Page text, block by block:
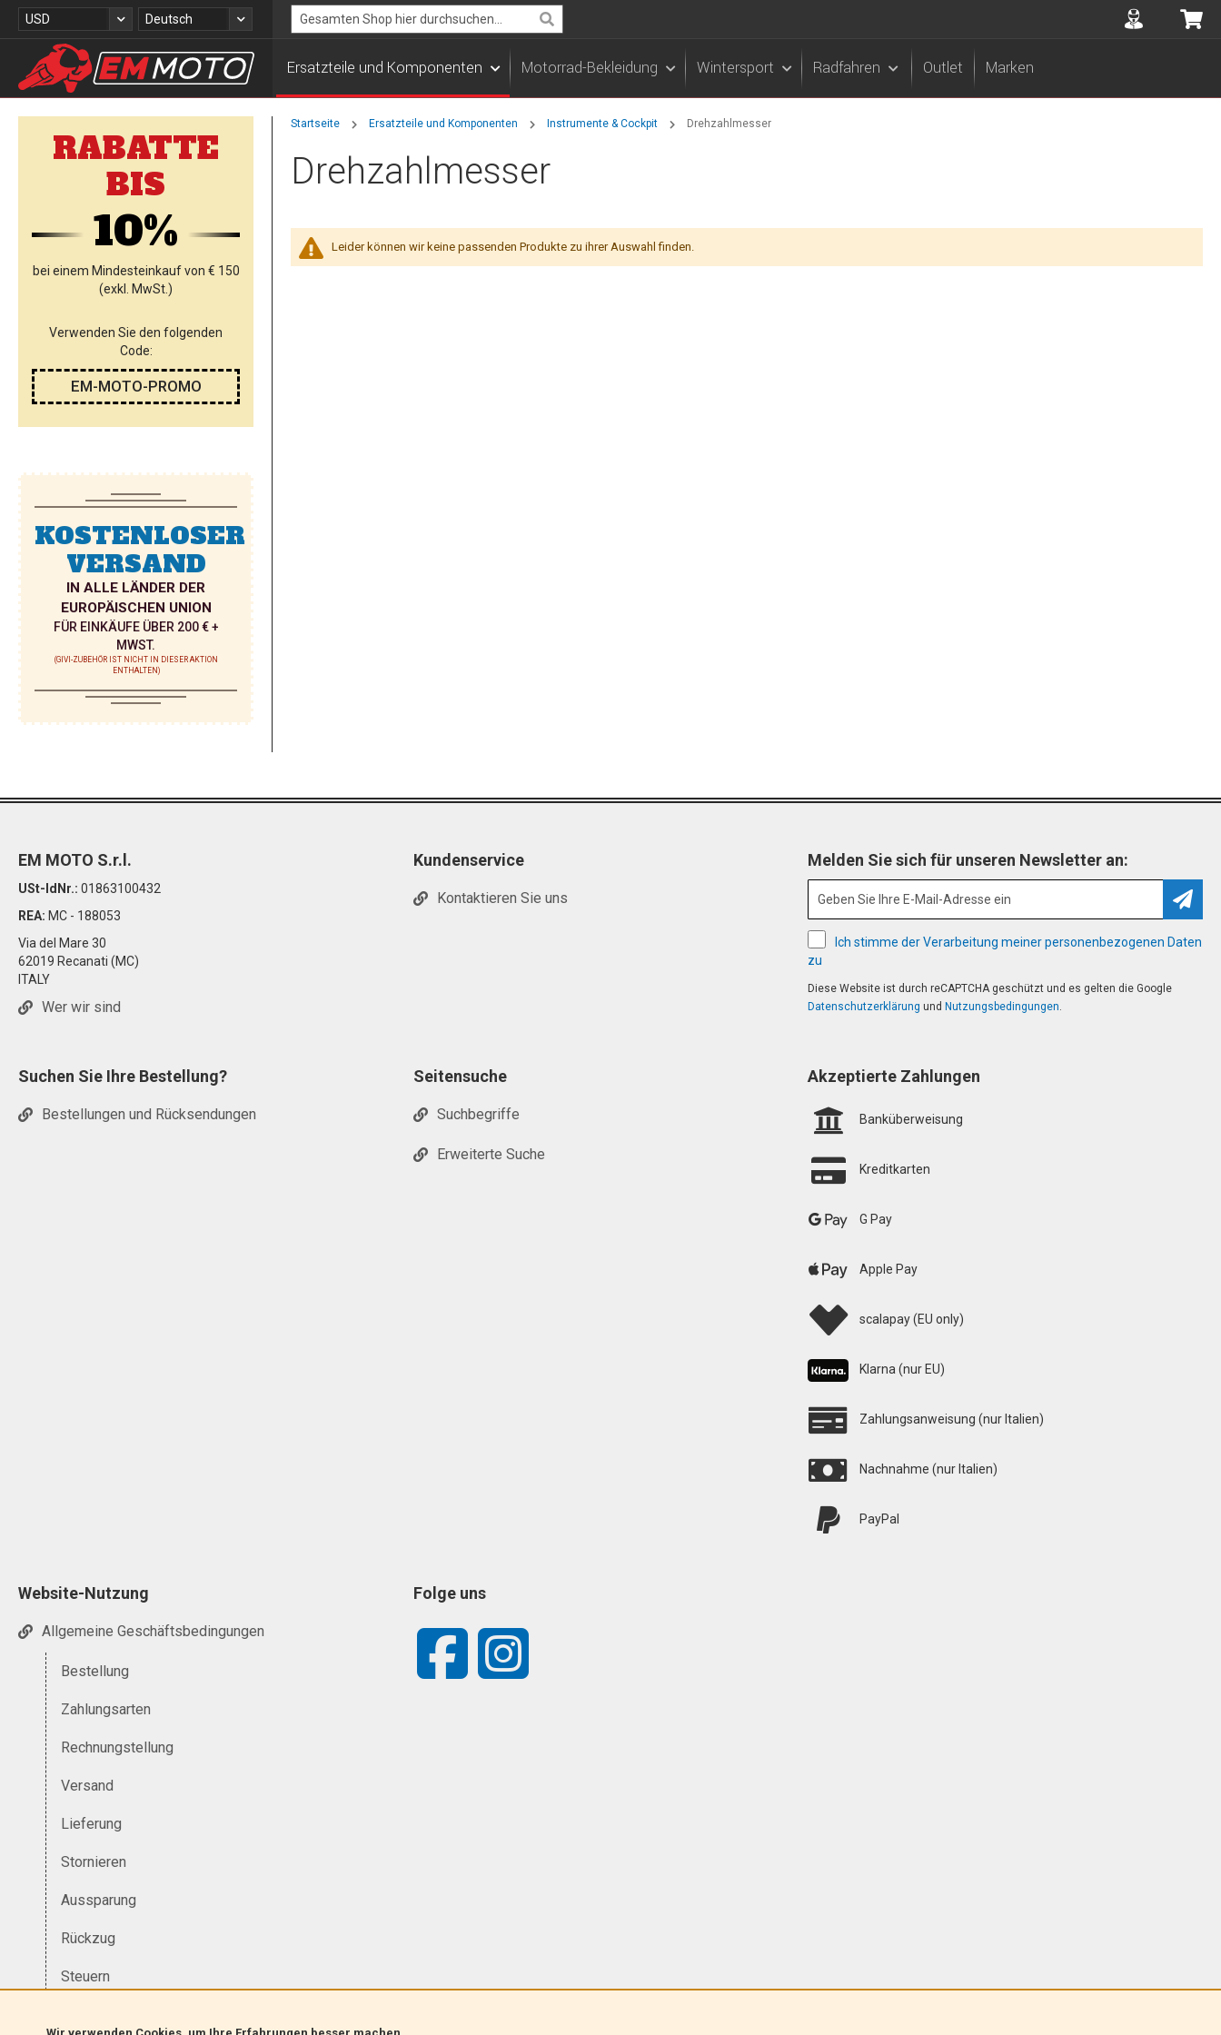
Zum
Inhalt
Währung
USD Sprache
Deutsch
Search
Accuont
Ersatzteile und Komponenten Motorrad-Bekleidung Wintersport Radfahren Outlet Marken
Startseite Ersatzteile und Komponenten Instrumente & Cockpit Drehzahlmesser
Drehzahlmesser
Leider können wir keine passenden Produkte zu ihrer Auswahl finden.
RABATTE
BIS
10%
bei einem Mindesteinkauf von € 150
(exkl. MwSt.)
Verwenden Sie den folgenden
Code:
EM-MOTO-PROMO
KOSTENLOSER
VERSAND
IN ALLE LÄNDER DER
EUROPÄISCHEN UNION
FÜR EINKÄUFE ÜBER 200 € +
MWST.
(GIVI-ZUBEHÖR IST NICHT IN DIESER AKTION
ENTHALTEN)
Melden Sie sich für unseren Newsletter an:
Ich stimme der Verarbeitung meiner personenbezogenen Daten
zu
Diese Website ist durch reCAPTCHA geschützt und es gelten die Google
Datenschutzerklärung und Nutzungsbedingungen.
EM MOTO S.r.l.
USt-IdNr.: 01863100432
REA: MC - 188053
Via del Mare 30
62019 Recanati (MC)
ITALY
Wer wir sind
Kundenservice
Kontaktieren Sie uns
Suchen Sie Ihre Bestellung?
Bestellungen und Rücksendungen
Website-Nutzung
Allgemeine Geschäftsbedingungen
Bestellung
Zahlungsarten
Rechnungstellung
Versand
Lieferung
Stornieren
Aussparung
Rückzug
Steuern
Seitensuche
Suchbegriffe
Erweiterte Suche
Akzeptierte Zahlungen
Banküberweisung
Kreditkarten
G Pay
Apple Pay
scalapay (EU only)
Klarna (nur EU)
Zahlungsanweisung (nur Italien)
Nachnahme (nur Italien)
PayPal
Folge uns